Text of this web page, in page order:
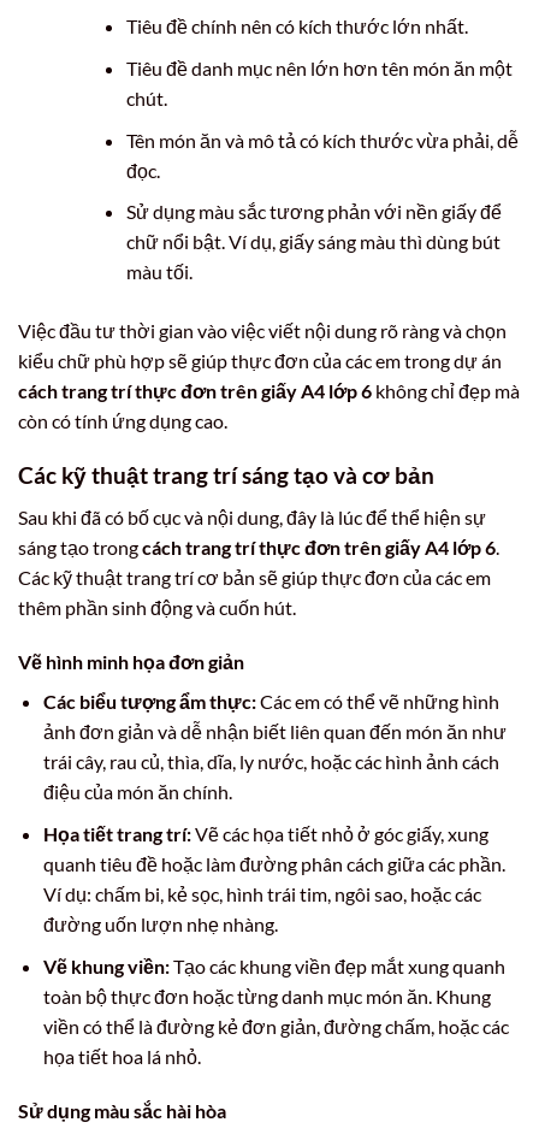
Tiêu đề chính nên có kích thước lớn nhất.
Tiêu đề danh mục nên lớn hơn tên món ăn một
chút.
Tên món ăn và mô tả có kích thước vừa phải, dễ
đọc.
Sử dụng màu sắc tương phản với nền giấy để
chữ nổi bật. Ví dụ, giấy sáng màu thì dùng bút
màu tối.
Việc đầu tư thời gian vào việc viết nội dung rõ ràng và chọn
kiểu chữ phù hợp sẽ giúp thực đơn của các em trong dự án
cách trang trí thực đơn trên giấy A4 lớp 6 không chỉ đẹp mà
còn có tính ứng dụng cao.
Các kỹ thuật trang trí sáng tạo và cơ bản
Sau khi đã có bố cục và nội dung, đây là lúc để thể hiện sự
sáng tạo trongcách trang trí thực đơn trên giấy A4 lớp 6
Các kỹ thuật trang trí cơ bản sẽ giúp thực đơn của các em
thêm phần sinh động và cuốn hút.
Vẽ hình minh họa đơn giản
Các biểu tượng ẩm thực:Các em có thể vẽ những hình
ảnh đơn giản và dễ nhận biết liên quan đến món ăn như
trái cây, rau củ, thìa, dĩa, ly nước, hoặc các hình ảnh cách
điệu của món ăn chính.
Họa tiết trang trí:Vẽ các họa tiết nhỏ ở góc giấy, xung
quanh tiêu đề hoặc làm đường phân cách giữa các phần.
Ví dụ: chấm bi, kẻ sọc, hình trái tim, ngôi sao, hoặc các
đường uốn lượn nhẹ nhàng.
Vẽ khung viền:Tạo các khung viền đẹp mắt xung quanh
toàn bộ thực đơn hoặc từng danh mục món ăn. Khung
viền có thể là đường kẻ đơn giản, đường chấm, hoặc các
họa tiết hoa lá nhỏ.
Sử dụng màu sắc hài hòa